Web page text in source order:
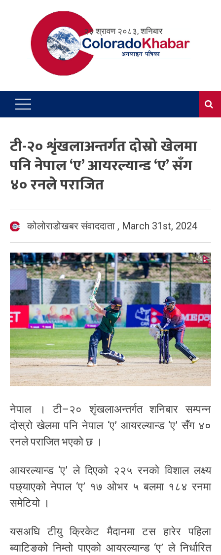
२३ श्रावण २०८३, शनिबार
टी-२० शृंखलाअन्तर्गत दोस्रो खेलमा
पनि नेपाल ‘ए’ आयरल्यान्ड ‘ए’ सँग
४० रनले पराजित
कोलोराडोखबर संवाददाता , March 31st, 2024
नेपाल । टी–२० शृंखलाअन्तर्गत शनिबार सम्पन्न
दोस्रो खेलमा पनि नेपाल ‘ए’ आयरल्यान्ड ‘ए’ सँग ४०
रनले पराजित भएको छ ।
आयरल्यान्ड ‘ए’ ले दिएको २२५ रनको विशाल लक्ष्य
पछ्याएको नेपाल ‘ए’ १७ ओभर ५ बलमा १८४ रनमा
समेटियो ।
यसअघि टीयु क्रिकेट मैदानमा टस हारेर पहिला
ब्याटिङको निम्तो पाएको आयरल्यान्ड ‘ए’ ले निर्धारित